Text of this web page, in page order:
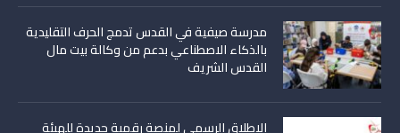
مدرسة صيفية في القدس تدمج الحرف التقليدية
بالذكاء الاصطناعي بدعم من وكالة بيت مال
القدس الشريف
الإطلاق الرسمي لمنصة رقمية جديدة للهيئة